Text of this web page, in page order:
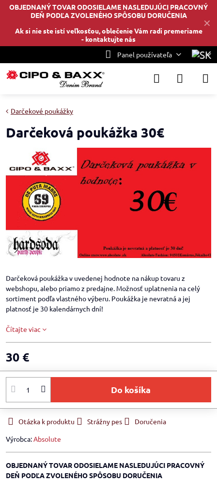
✕
OBJEDNANÝ TOVAR ODOSIELAME NASLEDUJÚCI PRACOVNÝ
DEŇ PODĽA ZVOLENÉHO SPÔSOBU DORUČENIA
Ak si nie ste istí veľkosťou, oblečenie Vám radi premeriame
- kontaktujte nás
Panel používateľa
Darčekové poukážky
Darčeková poukážka 30€
Darčeková poukážka v uvedenej hodnote na nákup tovaru z
webshopu, alebo priamo z predajne. Možnosť uplatnenia na celý
sortiment podľa vlastného výberu. Poukážka je nevratná a jej
platnosť je 30 kalendárnych dní!
Čítajte viac
30 €
Do košíka
Otázka k produktu Strážny pes
Doručenia
Výrobca:Absolute
OBJEDNANÝ TOVAR ODOSIELAME NASLEDUJÚCI PRACOVNÝ
DEŇ PODĽA ZVOLENÉHO SPÔSOBU DORUČENIA